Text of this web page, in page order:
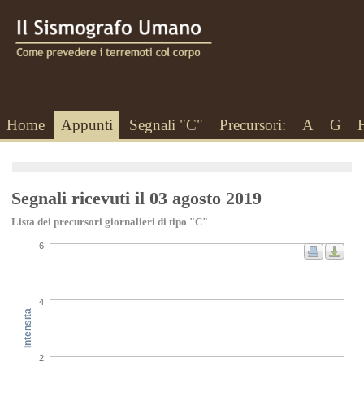
Home Appunti Segnali "C" Precursori: A G
Segnali ricevuti il 03 agosto 2019
Lista dei precursori giornalieri di tipo "C"
Intensita
2
4
6